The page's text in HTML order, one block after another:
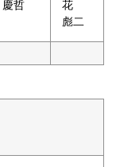
慶哲
花
彪二